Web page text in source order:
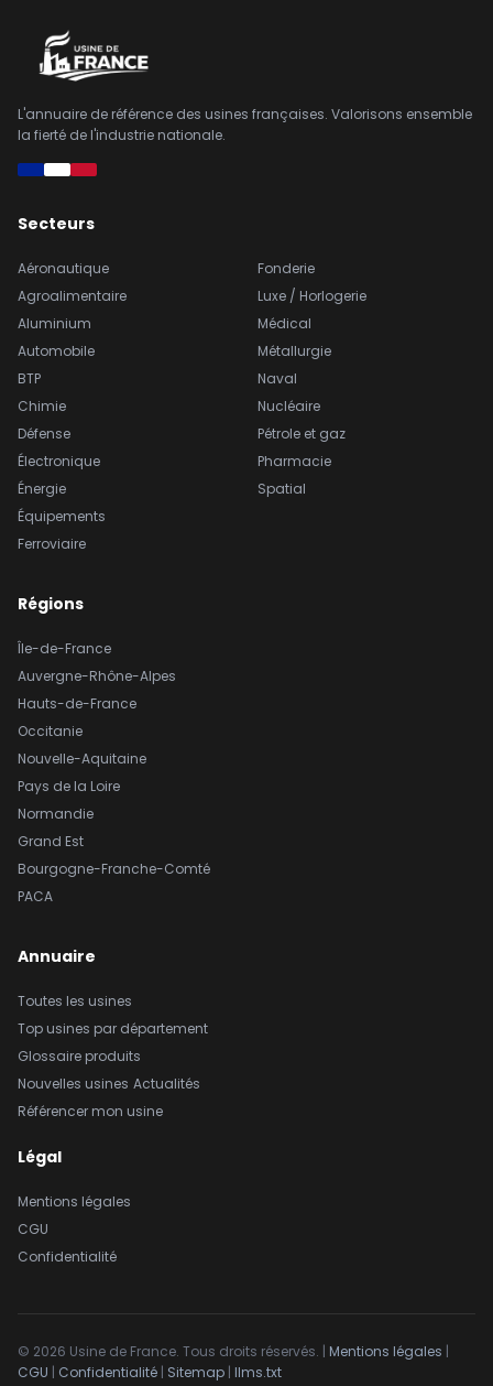
L'annuaire de référence des usines françaises. Valorisons ensemble
la fierté de l'industrie nationale.
Secteurs
Aéronautique
Agroalimentaire
Aluminium
Automobile
BTP
Chimie
Défense
Électronique
Énergie
Équipements
Ferroviaire
Fonderie
Luxe / Horlogerie
Médical
Métallurgie
Naval
Nucléaire
Pétrole et gaz
Pharmacie
Spatial
Régions
Île-de-France
Auvergne-Rhône-Alpes
Hauts-de-France
Occitanie
Nouvelle-Aquitaine
Pays de la Loire
Normandie
Grand Est
Bourgogne-Franche-Comté
PACA
Annuaire
Toutes les usines
Top usines par département
Glossaire produits
Nouvelles usines Actualités
Référencer mon usine
Légal
Mentions légales
CGU
Confidentialité
© 2026 Usine de France. Tous droits réservés. | Mentions légales |
CGU | Confidentialité | Sitemap | llms.txt